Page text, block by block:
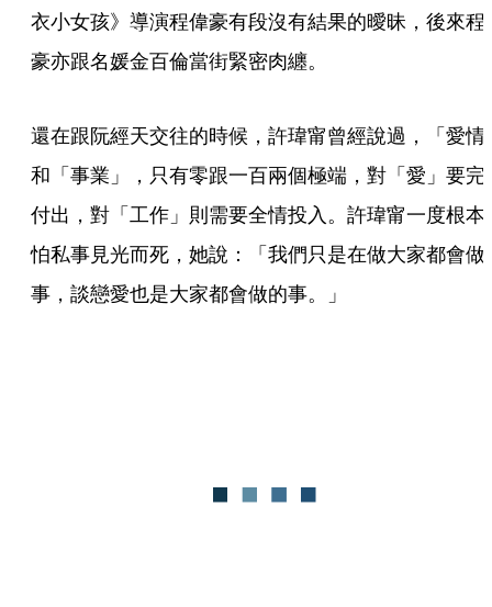
衣小女孩》導演程偉豪有段沒有結果的曖昧，後來程
豪亦跟名媛金百倫當街緊密肉纏。
還在跟阮經天交往的時候，許瑋甯曾經說過，「愛情
和「事業」，只有零跟一百兩個極端，對「愛」要完
付出，對「工作」則需要全情投入。許瑋甯一度根本
怕私事見光而死，她說：「我們只是在做大家都會做
事，談戀愛也是大家都會做的事。」